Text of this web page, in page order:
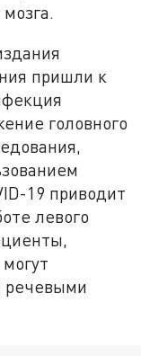
пришли к
головного
19 приводит
левого
речевыми